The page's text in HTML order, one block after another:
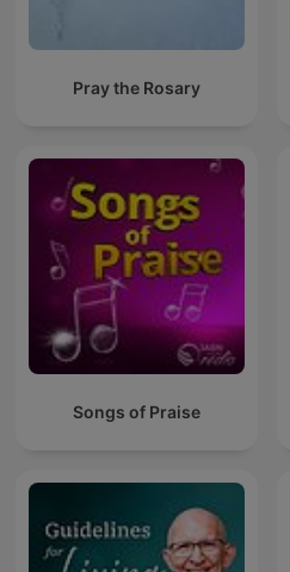
Pray the Rosary
Songs of Praise